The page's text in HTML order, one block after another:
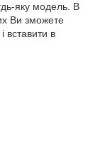
яку модель. В
Ви зможете
вставити в